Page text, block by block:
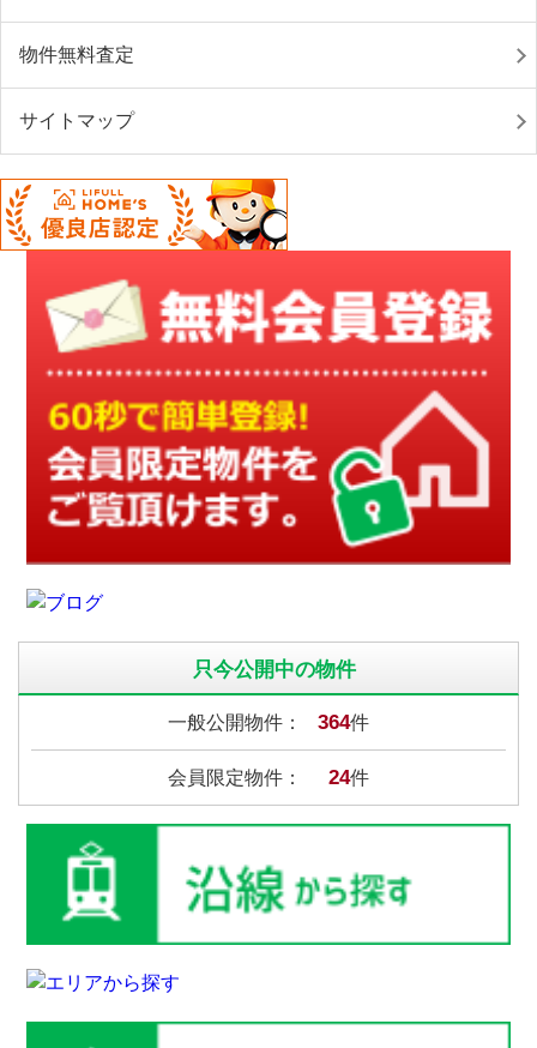
物件無料査定
サイトマップ
只今公開中の物件
一般公開物件： 364件
会員限定物件： 24件